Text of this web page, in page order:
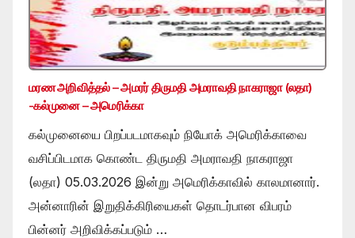
மரண அறிவித்தல் – அமரர் திருமதி அமராவதி நாகராஜா (லதா)
-கல்முனை – அமெரிக்கா
கல்முனையை பிறப்படமாகவும் நியோக் அமெரிக்காவை
வசிப்பிடமாக கொண்ட திருமதி அமராவதி நாகராஜா
(லதா) 05.03.2026 இன்று அமெரிக்காவில் காலமானார்.
அன்னாரின் இறுதிக்கிரியைகள் தொடர்பான விபரம்
பின்னர் அறிவிக்கப்படும் …